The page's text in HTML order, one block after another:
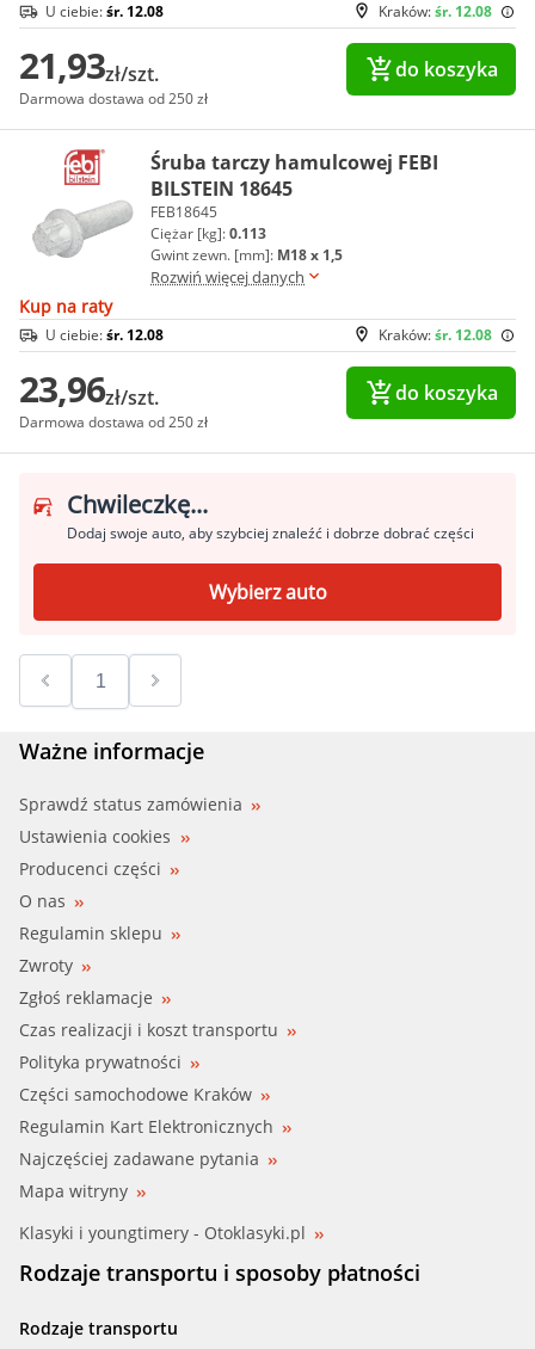
Kraków:śr. 12.08
U ciebie:śr. 12.08
21,93zł/szt.
Darmowa dostawa od 250 zł
do koszyka
Śruba tarczy hamulcowej FEBI
BILSTEIN 18645
FEB18645
Ciężar [kg]:0.113
Gwint zewn. [mm]: M18 x 1,5
Rozwiń więcej danych
Kup na raty
Kraków:śr. 12.08
U ciebie:śr. 12.08
23,96zł/szt.
Darmowa dostawa od 250 zł
do koszyka
Chwileczkę...
Dodaj swoje auto, aby szybciej znaleźć i dobrze dobrać części
Wybierz auto
Ważne informacje
Sprawdź status zamówienia
Ustawienia cookies
Producenci części
O nas
Regulamin sklepu
Zwroty
Zgłoś reklamacje
Czas realizacji i koszt transportu
Polityka prywatności
Części samochodowe Kraków
Regulamin Kart Elektronicznych
Najczęściej zadawane pytania
Mapa witryny
Klasyki i youngtimery - Otoklasyki.pl
Rodzaje transportu i sposoby płatności
Rodzaje transportu